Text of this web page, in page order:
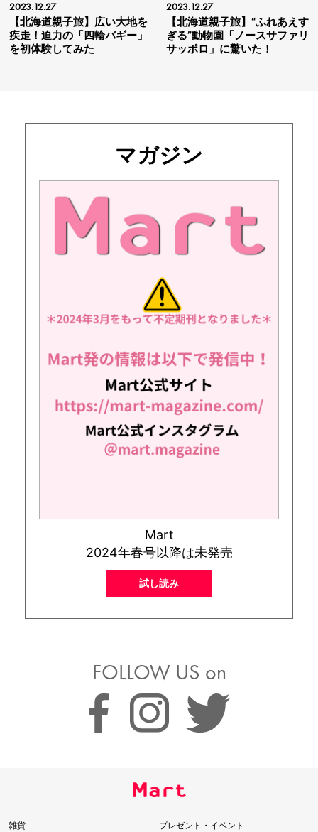
2023.12.27
【北海道親子旅】広い大地を
疾走！迫力の「四輪バギー」
を初体験してみた
2023.12.27
【北海道親子旅】“ふれあえす
ぎる”動物園「ノースサファリ
サッポロ」に驚いた！
マガジン
Mart
2024年春号以降は未発売
試し読み
FOLLOW US on
雑貨
プレゼント・イベント